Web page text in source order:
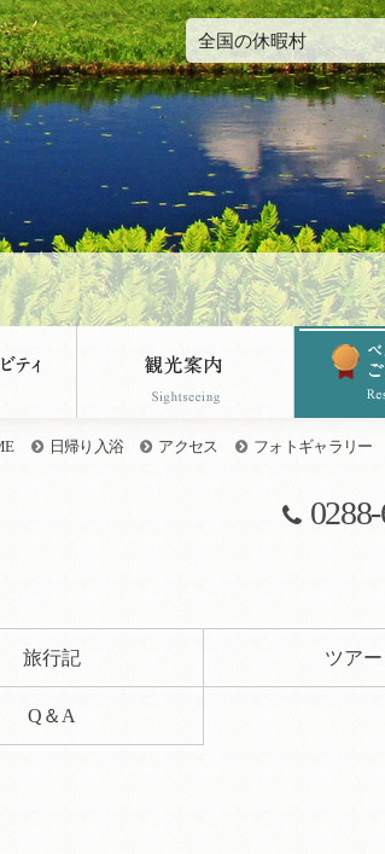
全国の休暇村
日帰り入浴 アクセス フォトギャラリー
旅行記 ツアー
Q＆A